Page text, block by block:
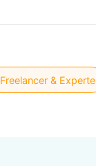
& Experte